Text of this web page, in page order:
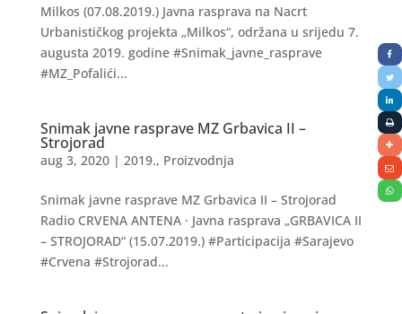
Milkos (07.08.2019.) Javna rasprava na Nacrt
Urbanističkog projekta „Milkos“, održana u srijedu 7.
augusta 2019. godine #Snimak_javne_rasprave
#MZ_Pofalići...
Snimak javne rasprave MZ Grbavica II –
Strojorad
aug 3, 2020| 2019., Proizvodnja
Snimak javne rasprave MZ Grbavica II – Strojorad
Radio CRVENA ANTENA · Javna rasprava „GRBAVICA II
– STROJORAD“ (15.07.2019.) #Participacija #Sarajevo
#Crvena #Strojorad...